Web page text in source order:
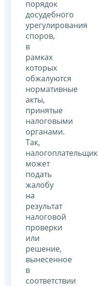
порядок
досудебного
урегулирования
споров,
в
рамках
которых
обжалуются
нормативные
акты,
принятые
налоговыми
органами.
Так,
налогоплательщик
может
подать
жалобу
на
результат
налоговой
проверки
или
решение,
вынесенное
в
соответствии